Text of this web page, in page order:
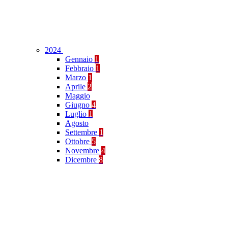
2024
Gennaio 1
Febbraio 1
Marzo 1
Aprile 2
Maggio
Giugno 4
Luglio 1
Agosto
Settembre 1
Ottobre 5
Novembre 4
Dicembre 8